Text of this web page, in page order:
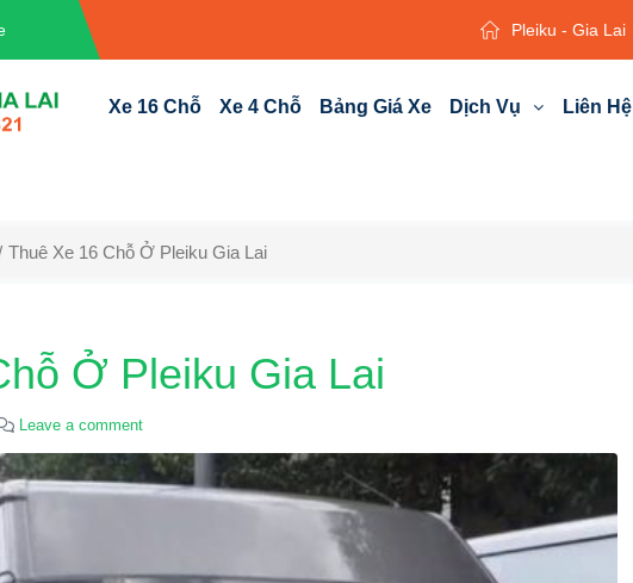
Pleiku - Gia Lai
Xe 16 Chỗ Xe 4 Chỗ Bảng Giá Xe Dịch Vụ Liên Hệ
Thuê Xe 16 Chỗ Ở Pleiku Gia Lai
Ở Pleiku Gia Lai
Leave a comment